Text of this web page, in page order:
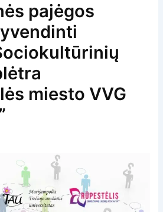
pajėgos
miesto VVG